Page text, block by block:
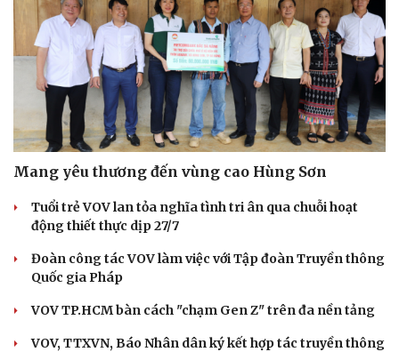
Mang yêu thương đến vùng cao Hùng Sơn
Tuổi trẻ VOV lan tỏa nghĩa tình tri ân qua chuỗi hoạt
động thiết thực dịp 27/7
Đoàn công tác VOV làm việc với Tập đoàn Truyền thông
Quốc gia Pháp
VOV TP.HCM bàn cách "chạm Gen Z" trên đa nền tảng
VOV, TTXVN, Báo Nhân dân ký kết hợp tác truyền thông